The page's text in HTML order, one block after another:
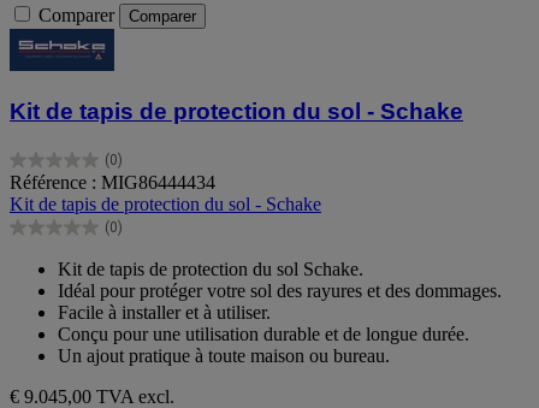
Comparer Comparer
Kit de tapis de protection du sol - Schake
(0)
0.0
sur
5
étoiles.
Référence : MIG86444434
Kit de tapis de protection du sol - Schake
(0)
0.0
étoiles.
Kit de tapis de protection du sol Schake.
Idéal pour protéger votre sol des rayures et des dommages.
Facile à installer et à utiliser.
Conçu pour une utilisation durable et de longue durée.
Un ajout pratique à toute maison ou bureau.
€ 9.045,00 TVA excl.